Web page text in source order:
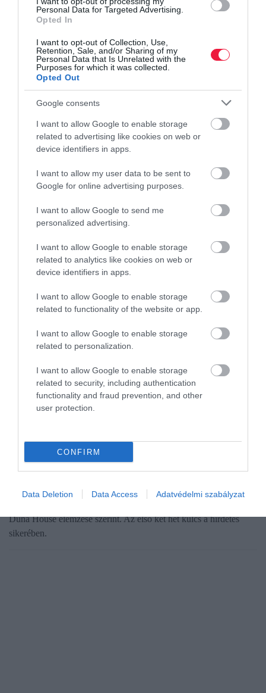
Personal Data for Targeted Advertising.
Opted In
I want to opt-out of Collection, Use,
Retention, Sale, and/or Sharing of my
Personal Data that Is Unrelated with the
Purposes for which it was collected.
Opted Out
Google consents
I want to allow Google to enable storage
related to advertising like cookies on web or
device identifiers in apps.
I want to allow my user data to be sent to
Google for online advertising purposes.
I want to allow Google to send me
personalized advertising.
I want to allow Google to enable storage
related to analytics like cookies on web or
device identifiers in apps.
I want to allow Google to enable storage
related to functionality of the website or app.
I want to allow Google to enable storage
related to personalization.
I want to allow Google to enable storage
related to security, including authentication
functionality and fraud prevention, and other
user protection.
CONFIRM
Data Deletion Data Access Adatvédelmi szabályzat
hibrid
Duna House elemzése szerint. Az első két hét kulcs a hirdetés
sikerében.